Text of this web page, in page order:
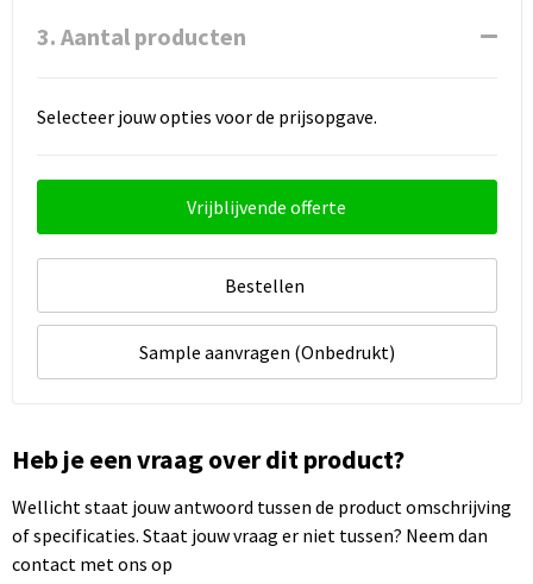
3. Aantal producten
Selecteer jouw opties voor de prijsopgave.
Vrijblijvende offerte
Bestellen
Sample aanvragen (Onbedrukt)
Heb je een vraag over dit product?
Wellicht staat jouw antwoord tussen de product omschrijving
of specificaties. Staat jouw vraag er niet tussen? Neem dan
contact met ons op